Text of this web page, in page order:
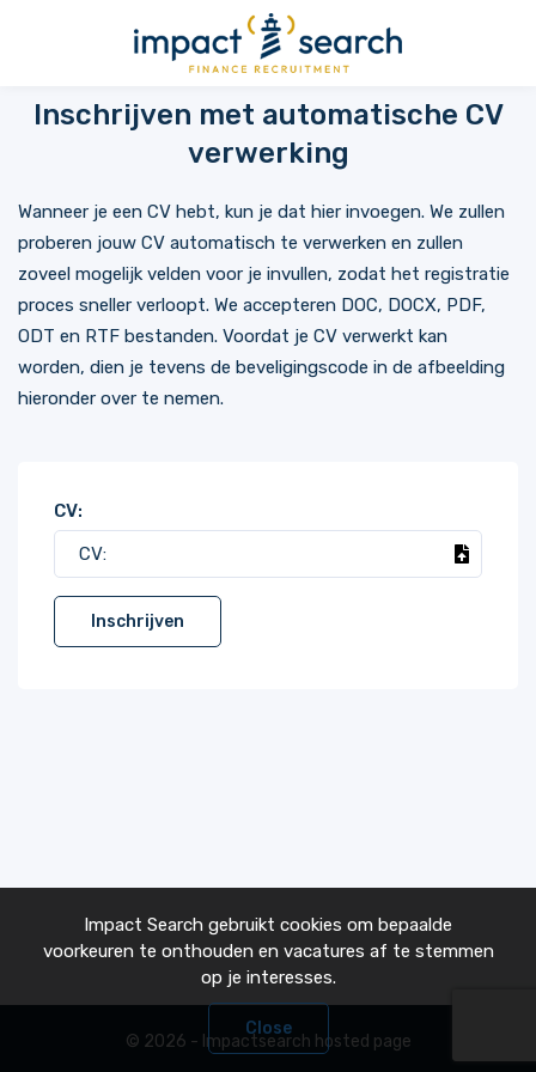
Inschrijven met automatische CV
verwerking
Wanneer je een CV hebt, kun je dat hier invoegen. We zullen
proberen jouw CV automatisch te verwerken en zullen
zoveel mogelijk velden voor je invullen, zodat het registratie
proces sneller verloopt. We accepteren DOC, DOCX, PDF,
ODT en RTF bestanden. Voordat je CV verwerkt kan
worden, dien je tevens de beveligingscode in de afbeelding
hieronder over te nemen.
CV:
CV:
Inschrijven
© 2026 - Impactsearch hosted page
Impact Search gebruikt cookies om bepaalde
voorkeuren te onthouden en vacatures af te stemmen
op je interesses.
Close